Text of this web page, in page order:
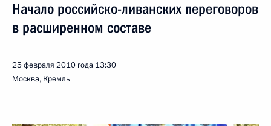
Начало российско-ливанских переговоров
в расширенном составе
25 февраля 2010 года 13:30
Москва, Кремль